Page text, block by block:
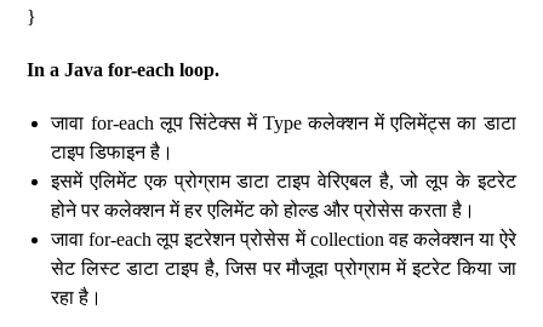
}
In a Java for-each loop.
जावा for-each लूप सिंटेक्स में Type कलेक्शन में एलिमेंट्स का डाटा
टाइप डिफाइन है।
इसमें एलिमेंट एक प्रोग्राम डाटा टाइप वेरिएबल है, जो लूप के इटरेट
होने पर कलेक्शन में हर एलिमेंट को होल्ड और प्रोसेस करता है।
जावा for-each लूप इटरेशन प्रोसेस में collection वह कलेक्शन या ऐरे
सेट लिस्ट डाटा टाइप है, जिस पर मौजूदा प्रोग्राम में इटरेट किया जा
रहा है।